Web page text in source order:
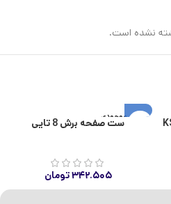
نشده است.
اتمام موجودی
ست صفحه برش 8 تایی
۳۴۲.۵۰۵تومان